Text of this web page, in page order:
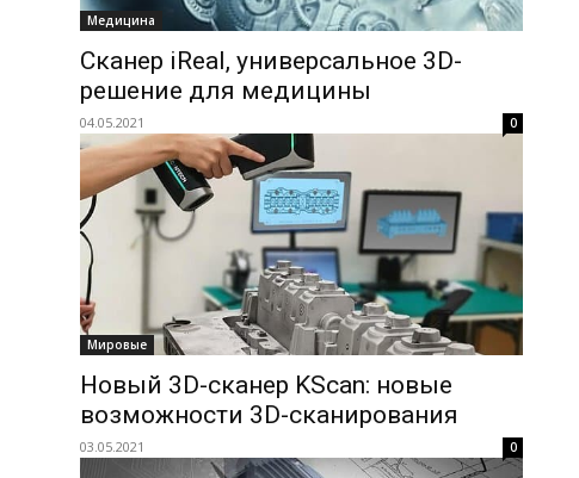
Медицина
Сканер iReal, универсальное 3D-
решение для медицины
04.05.2021 0
Мировые
Новый 3D-сканер KScan: новые
возможности 3D-сканирования
03.05.2021 0